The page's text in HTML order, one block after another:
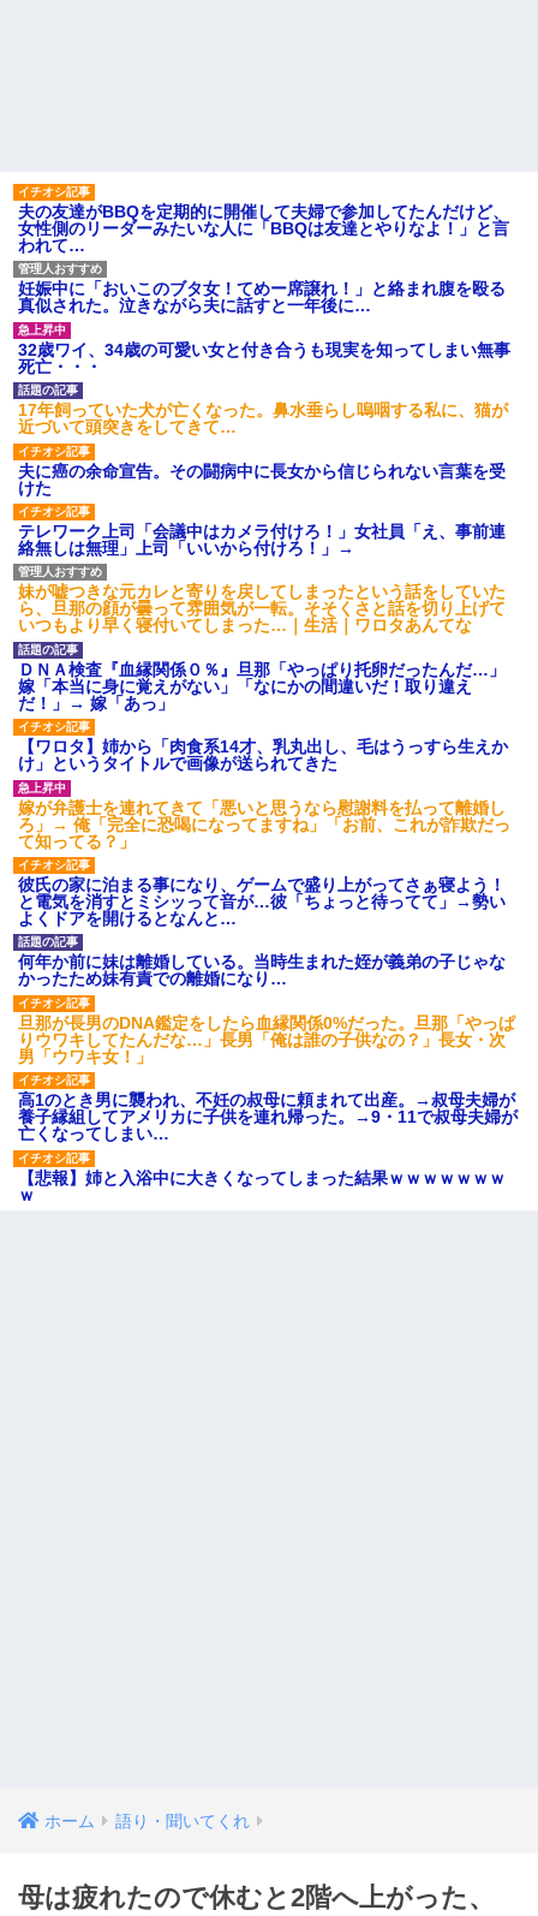
夫の友達がBBQを定期的に開催して夫婦で参加してたんだけど、
女性側のリーダーみたいな人に「BBQは友達とやりなよ！」と言
われて…
妊娠中に「おいこのブタ女！てめー席譲れ！」と絡まれ腹を殴る
真似された。泣きながら夫に話すと一年後に…
32歳ワイ、34歳の可愛い女と付き合うも現実を知ってしまい無事
死亡・・・
17年飼っていた犬が亡くなった。鼻水垂らし嗚咽する私に、猫が
近づいて頭突きをしてきて…
夫に癌の余命宣告。その闘病中に長女から信じられない言葉を受
けた
テレワーク上司「会議中はカメラ付けろ！」女社員「え、事前連
絡無しは無理」上司「いいから付けろ！」→
妹が嘘つきな元カレと寄りを戻してしまったという話をしていた
ら、旦那の顔が曇って雰囲気が一転。そそくさと話を切り上げて
いつもより早く寝付いてしまった…｜生活｜ワロタあんてな
ＤＮＡ検査『血縁関係０％』旦那「やっぱり托卵だったんだ…」
嫁「本当に身に覚えがない」「なにかの間違いだ！取り違え
だ！」→ 嫁「あっ」
【ワロタ】姉から「肉食系14才、乳丸出し、毛はうっすら生えか
け」というタイトルで画像が送られてきた
嫁が弁護士を連れてきて「悪いと思うなら慰謝料を払って離婚し
ろ」→ 俺「完全に恐喝になってますね」「お前、これが詐欺だっ
て知ってる？」
彼氏の家に泊まる事になり、ゲームで盛り上がってさぁ寝よう！
と電気を消すとミシッって音が…彼「ちょっと待ってて」→勢い
よくドアを開けるとなんと…
何年か前に妹は離婚している。当時生まれた姪が義弟の子じゃな
かったため妹有責での離婚になり…
旦那が長男のDNA鑑定をしたら血縁関係0%だった。旦那「やっぱ
りウワキしてたんだな…」長男「俺は誰の子供なの？」長女・次
男「ウワキ女！」
高1のとき男に襲われ、不妊の叔母に頼まれて出産。→叔母夫婦が
養子縁組してアメリカに子供を連れ帰った。→9・11で叔母夫婦が
亡くなってしまい…
【悲報】姉と入浴中に大きくなってしまった結果ｗｗｗｗｗｗｗ
ｗ
ホーム 語り・聞いてくれ
母は疲れたので休むと2階へ上がった、